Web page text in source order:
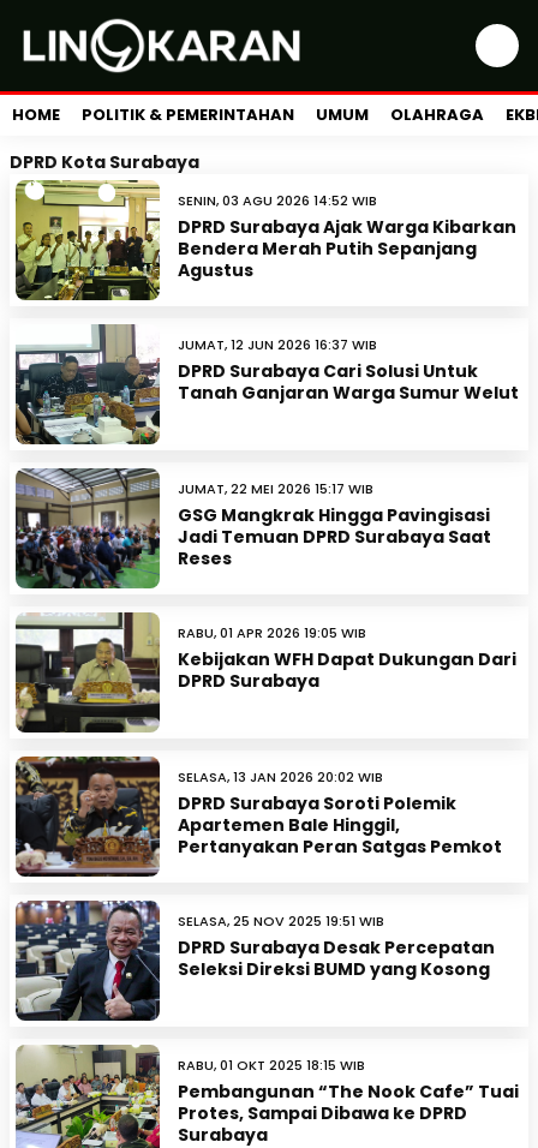
HOME POLITIK & PEMERINTAHAN UMUM OLAHRAGA
DPRD Kota Surabaya
SENIN, 03 AGU 2026 14:52 WIB
DPRD Surabaya Ajak Warga Kibarkan
Bendera Merah Putih Sepanjang
Agustus
JUMAT, 12 JUN 2026 16:37 WIB
DPRD Surabaya Cari Solusi Untuk
Tanah Ganjaran Warga Sumur Welut
JUMAT, 22 MEI 2026 15:17 WIB
GSG Mangkrak Hingga Pavingisasi
Jadi Temuan DPRD Surabaya Saat
Reses
RABU, 01 APR 2026 19:05 WIB
Kebijakan WFH Dapat Dukungan Dari
DPRD Surabaya
SELASA, 13 JAN 2026 20:02 WIB
DPRD Surabaya Soroti Polemik
Apartemen Bale Hinggil,
Pertanyakan Peran Satgas Pemkot
SELASA, 25 NOV 2025 19:51 WIB
DPRD Surabaya Desak Percepatan
Seleksi Direksi BUMD yang Kosong
RABU, 01 OKT 2025 18:15 WIB
Pembangunan “The Nook Cafe” Tuai
Protes, Sampai Dibawa ke DPRD
Surabaya